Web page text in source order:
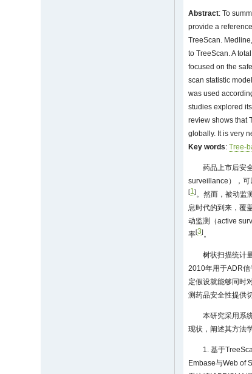
Abstract: To
provide a
TreeScan.
to TreeScan. A
focused on the
scan statistic
was used
studies explored
review shows that
globally. It is very
Key words:Tree-
药品上市后安
surveillance），可
[1]。然而，被动监
息时代的到来，覆
动监测（active
率[3]。
树状扫描统计
2010年用于ADR信
定假设就能够同时
测药品安全性提供
本研究采用系
现状，阐述其方法
1. 基于
Embase与Web of